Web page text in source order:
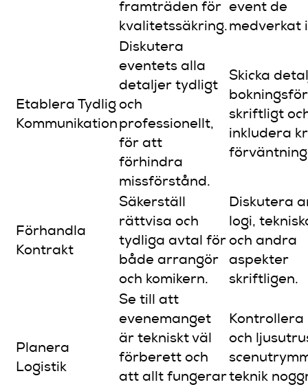
framträden för
kvalitetssäkring.
event de
medverkat
Etablera Tydlig
Kommunikation
Diskutera
eventets alla
detaljer tydligt
och
professionellt,
för att
förhindra
missförstånd.
Skicka
skriftligt
inkludera
Förhandla
Kontrakt
Säkerställ
rättvisa och
tydliga avtal för
både arrangör
och komikern.
Diskutera
logi,
och andra
aspekter
skriftligen.
Planera
Logistik
Se till att
evenemanget
är tekniskt väl
förberett och
att allt fungerar
Kontrollera
och
teknik